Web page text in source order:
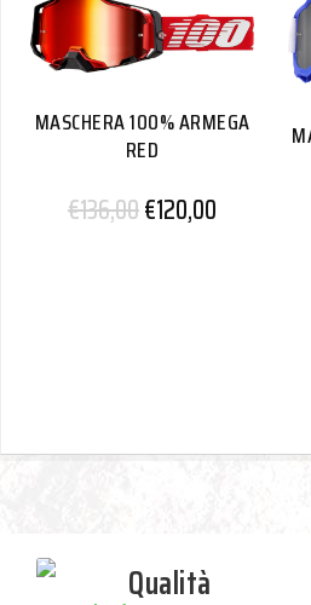
MASCHERA 100% ARMEGA
RED
€136,00€120,00
Qualità